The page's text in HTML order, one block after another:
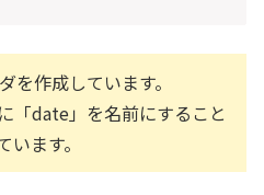
を作成しています。
「date」を名前にすること
ます。